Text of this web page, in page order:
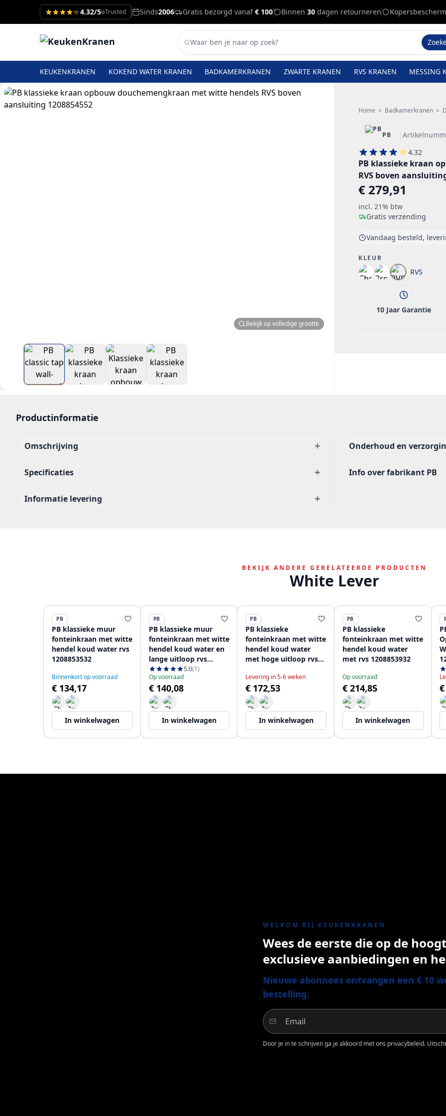
4.32/5eTrusted Sinds2006 Gratis bezorgd vanaf€ 100 Binnen 30 dagen retourneren
KEUKENKRANEN KOKEND WATER KRANEN BADKAMERKRANEN ZWARTE KRANEN RVS KRANEN MESSING
Bekijk op volledige grootte
Home > Badkamerkranen >
PB |
4.32
PB klassieke kraan
RVS boven
€ 279,91
incl. 21% btw
Gratis verzending
Vandaag besteld,
KLEUR
RVS
10 Jaar Garantie
Productinformatie
Omschrijving +
Specificaties +
Informatie levering +
Onderhoud en
Info over fabrikant PB
BEKIJK ANDERE GERELATEERDE PRODUCTEN
White Lever
PB
PB klassieke muur
fonteinkraan met witte
hendel koud water rvs
1208853532
Binnenkort op voorraad
€ 134,17
In winkelwagen
PB
PB klassieke muur
fonteinkraan met witte
hendel koud water en
lange uitloop rvs
12088535725.0(1)
Op voorraad
€ 140,08
In winkelwagen
PB
PB klassieke
fonteinkraan met witte
hendel koud water
met hoge uitloop rvs
Levering in 5-6 weken
€ 172,53
In winkelwagen
PB
PB klassieke
fonteinkraan met witte
hendel koud water
met rvs 1208853932
Op voorraad
€ 214,85
In winkelwagen
WELKOM BIJ KEUKENKRANEN
Wees de eerste die op de
exclusieve aanbiedingen en
Nieuwe abonnees ontvangen een € 10
bestelling.
Door je in te schrijven ga je akkoord met ons privacybeleid.